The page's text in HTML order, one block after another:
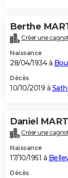
Berthe
Créer une
Naissance
28/04/1934 à
Décès
10/10/2019 à
Daniel
Créer une
Naissance
17/10/1951 à
Décès